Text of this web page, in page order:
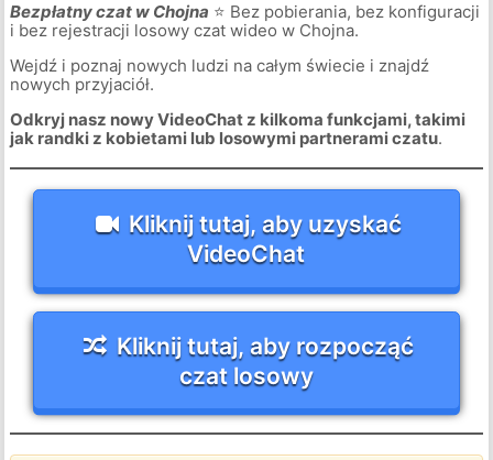
Bezpłatny czat w Chojna ⭐ Bez pobierania, bez konfiguracji
i bez rejestracji losowy czat wideo w Chojna.
Wejdź i poznaj nowych ludzi na całym świecie i znajdź
nowych przyjaciół.
Odkryj nasz nowy VideoChat z kilkoma funkcjami, takimi
jak randki z kobietami lub losowymi partnerami czatu.
Kliknij tutaj, aby uzyskać
VideoChat
Kliknij tutaj, aby rozpocząć
czat losowy